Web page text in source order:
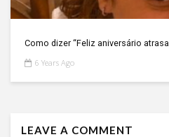
Como dizer “Feliz aniversário
6 Years Ago
LEAVE A COMMENT